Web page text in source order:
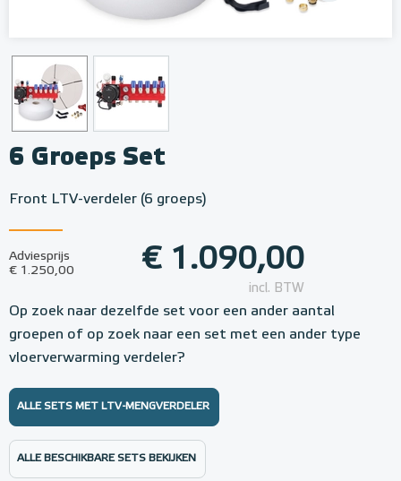
6 Groeps Set
Front LTV-verdeler (6 groeps)
Adviesprijs
€ 1.250,00
€ 1.090,00
incl. BTW
Op zoek naar dezelfde set voor een ander aantal
groepen of op zoek naar een set met een ander type
vloerverwarming verdeler?
ALLE SETS MET LTV-MENGVERDELER
ALLE BESCHIKBARE SETS BEKIJKEN